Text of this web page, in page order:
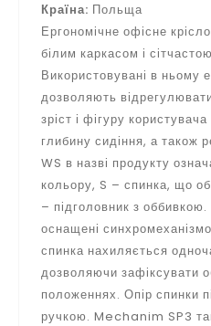
Країна: Польща
Ергономічне офісне
білим каркасом і
Використовувані в ньому
дозволяють
зріст і фігуру
глибину сидіння, а також
WS в назві продукту
кольору, S – спинка, що
– підголовник з
оснащені
спинка нахиляється
дозволяючи зафіксувати
положеннях. Опір спинки
ручкою. Mechanim SP3